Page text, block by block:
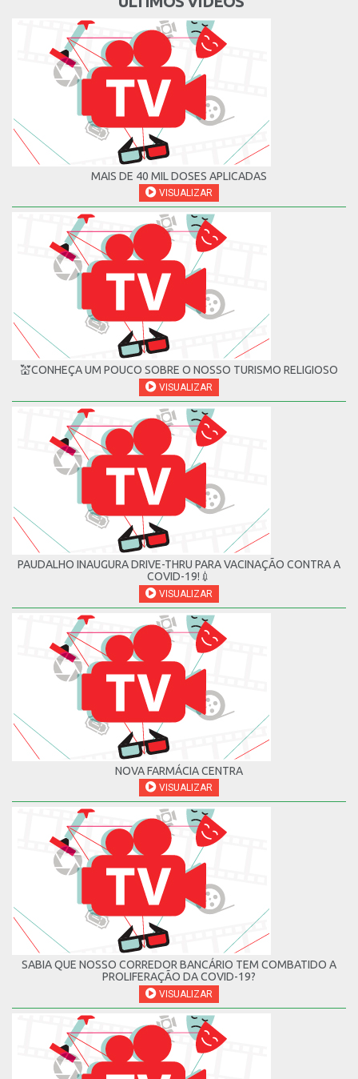
MAIS DE 40 MIL DOSES APLICADAS
VISUALIZAR
💒CONHEÇA UM POUCO SOBRE O NOSSO TURISMO RELIGIOSO
VISUALIZAR
PAUDALHO INAUGURA DRIVE-THRU PARA VACINAÇÃO CONTRA A
COVID-19!💉
VISUALIZAR
NOVA FARMÁCIA CENTRA
VISUALIZAR
SABIA QUE NOSSO CORREDOR BANCÁRIO TEM COMBATIDO A
PROLIFERAÇÃO DA COVID-19?
VISUALIZAR